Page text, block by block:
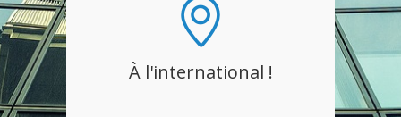
À l'international !
France, en Maroc, en Roumanie, en
Côte d’Ivoire, au Sénégal, au Togo, au
Gabon, en Arabie Saoudite et en
Tunisie. Nous vous accompagnons où